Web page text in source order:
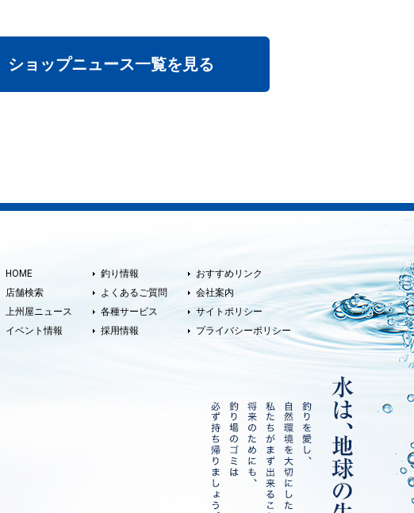
ショップニュース一覧を見る
HOME
店舗検索
上州屋ニュース
イベント情報
釣り情報
よくあるご質問
各種サービス
採用情報
おすすめリンク
会社案内
サイトポリシー
プライバシーポリシー